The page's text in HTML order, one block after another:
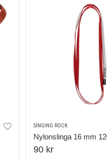
SINGING ROCK
Nylonslinga 16 mm
90 kr